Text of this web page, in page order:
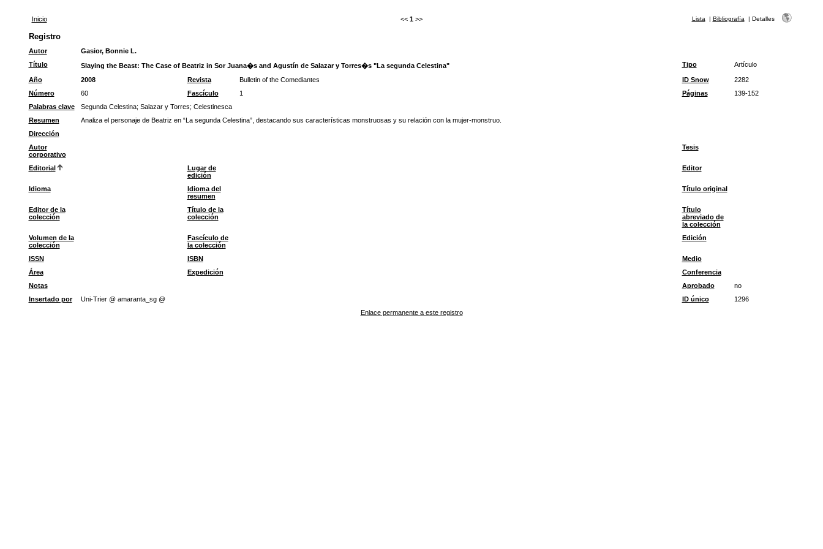
Inicio << 1 >> Lista | Bibliografía | Detalles
Registro
Autor
Gasior, Bonnie L.
Título
Slaying the Beast: The Case of Beatriz in Sor Juana�s and Agustín de Salazar y Torres�s "La segunda Celestina" Tipo Artículo
Año 2008 Revista Bulletin of the Comediantes ID Snow
2282
Número
60 Fascículo 1 Páginas
139-152
Palabras clave
Segunda Celestina; Salazar y Torres; Celestinesca
Resumen
Analiza el personaje de Beatriz en “La segunda Celestina”, destacando sus características monstruosas y su relación con la mujer-monstruo.
Dirección
Autor
corporativo
Tesis
Editorial
Lugar de
edición
Editor
Idioma
Idioma del
resumen
Título original
Editor de la
colección
Título de la
colección
Título
abreviado de
la colección
Volumen de la
colección
Fascículo de
la colección
Edición
ISSN ISBN
Medio
Área
Expedición
Conferencia
Notas
Aprobado
no
Insertado por
Uni-Trier @ amaranta_sg @ ID único
1296
Enlace permanente a este registro